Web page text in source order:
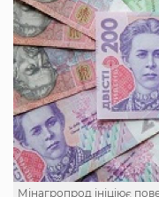
Мінагропрод ініціює